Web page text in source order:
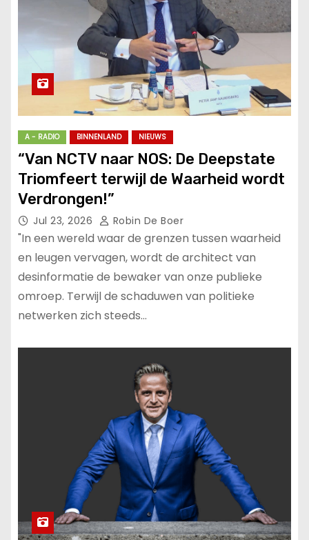
A - RADIO BINNENLAND NIEUWS
“Van NCTV naar NOS: De Deepstate
Triomfeert terwijl de Waarheid wordt
Verdrongen!”
Jul 23, 2026 Robin De Boer
"In een wereld waar de grenzen tussen waarheid
en leugen vervagen, wordt de architect van
desinformatie de bewaker van onze publieke
omroep. Terwijl de schaduwen van politieke
netwerken zich steeds…